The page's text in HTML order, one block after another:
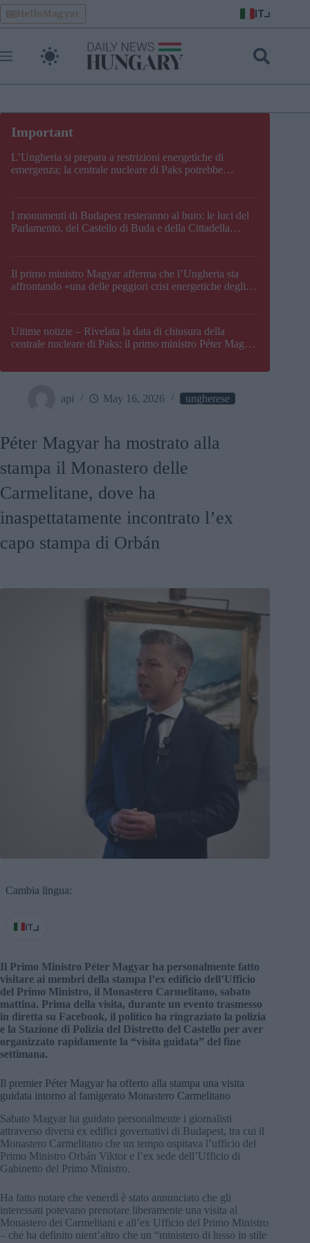
Skip
to
content
HelloMagyar IT
L’Ungheria si prepara a restrizioni energetiche di
emergenza; la centrale nucleare di Paks potrebbe
I monumenti di Budapest resteranno al buio: le luci del
Parlamento, del Castello di Buda e della Cittadella
Il primo ministro Magyar afferma che l’Ungheria sta
affrontando «una delle peggiori crisi energetiche degli
Ultime notizie – Rivelata la data di chiusura della
centrale nucleare di Paks; il primo ministro Péter Magyar
api May 16, 2026 ungherese
Péter Magyar ha mostrato alla
stampa il Monastero delle
Carmelitane, dove ha
inaspettatamente incontrato l’ex
capo stampa di Orbán
Cambia lingua:
IT
Il Primo Ministro Péter Magyar ha personalmente fatto
visitare ai membri della stampa l’ex edificio dell’Ufficio
del Primo Ministro, il Monastero Carmelitano, sabato
mattina. Prima della visita, durante un evento trasmesso
in diretta su Facebook, il politico ha ringraziato la polizia
e la Stazione di Polizia del Distretto del Castello per aver
organizzato rapidamente la “visita guidata” del fine
settimana.
Il premier Péter Magyar ha offerto alla stampa una visita
guidata intorno al famigerato Monastero Carmelitano
Sabato Magyar ha guidato personalmente i giornalisti
attraverso diversi ex edifici governativi di Budapest, tra cui il
Monastero Carmelitano che un tempo ospitava l’ufficio del
Primo Ministro Orbán Viktor e l’ex sede dell’Ufficio di
Gabinetto del Primo Ministro.
Ha fatto notare che venerdì è stato annunciato che gli
interessati potevano prenotare liberamente una visita al
Monastero dei Carmelitani e all’ex Ufficio del Primo Ministro
– che ha definito nient’altro che un “ministero di lusso in stile